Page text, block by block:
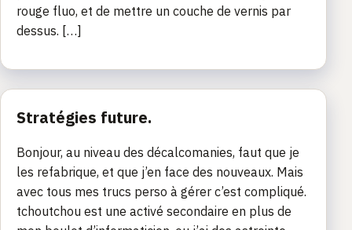
rouge fluo, et de mettre un couche de vernis par
dessus. […]
Stratégies future.
Bonjour, au niveau des décalcomanies, faut que je
les refabrique, et que j’en face des nouveaux. Mais
avec tous mes trucs perso à gérer c’est compliqué.
tchoutchou est une activé secondaire en plus de